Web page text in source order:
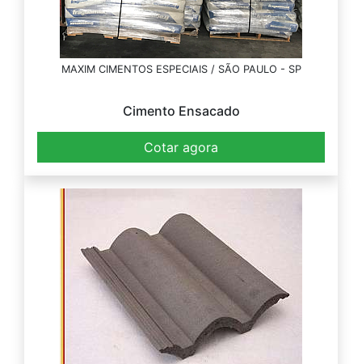
MAXIM CIMENTOS ESPECIAIS / SÃO PAULO - SP
Cimento Ensacado
Cotar agora